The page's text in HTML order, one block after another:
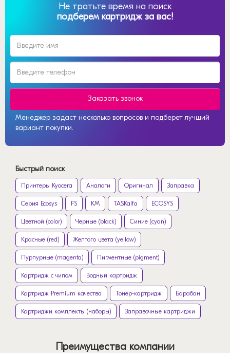
Не тратьте время на поиск
подберем картридж за вас!
Заказать звонок
Менеджер задаст несколько вопросов и подберет лучший
вариант покупки.
Быстрый поиск
Принтеры Kyocera Аналоги Оригинал Заправка
Серия Ecosys FS KM TASKalfa ECOSYS
Цветной (color) Черные (black) Синие (cyan)
Красные (red) Желтого цвета (yellow)
Пурпурные (magenta) Пигментные (pigment)
Картридж с чипом Водный картридж
Картридж Premium качества Тонер-картридж Барабан
Картриджи комплекты (наборы) Заправочные картриджи
Преимущества компании